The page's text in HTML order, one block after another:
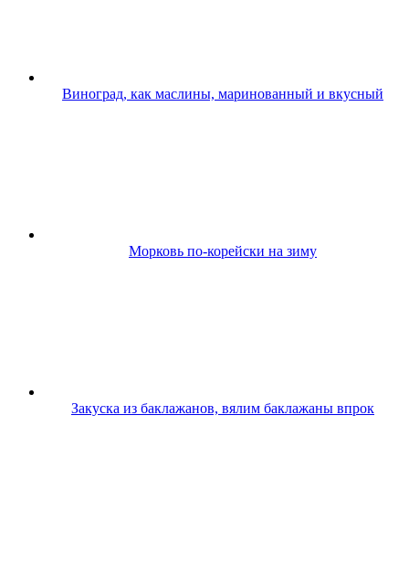
Виноград, как маслины, маринованный и вкусный
Морковь по-корейски на зиму
Закуска из баклажанов, вялим баклажаны впрок